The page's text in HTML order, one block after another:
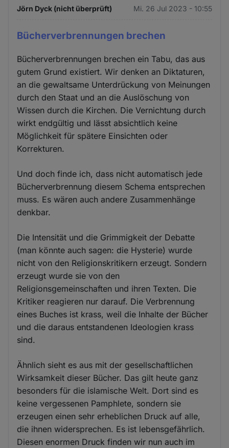
Jörn Dyck (nicht überprüft) Mi. 26 Jul 2023 - 10:55
Bücherverbrennungen brechen
Bücherverbrennungen brechen ein Tabu, das aus
gutem Grund existiert. Wir denken an Diktaturen,
an die gewaltsame Unterdrückung von Meinungen
durch den Staat und an die Auslöschung von
Wissen durch die Kirchen. Die Vernichtung durch
wirkt endgültig und lässt absichtlich keine
Möglichkeit für spätere Einsichten oder
Korrekturen.
Und doch finde ich, dass nicht automatisch jede
Bücherverbrennung diesem Schema entsprechen
muss. Es wären auch andere Zusammenhänge
denkbar.
Die Intensität und die Grimmigkeit der Debatte
(man könnte auch sagen: die Hysterie) wurde
nicht von den Religionskritikern erzeugt. Sondern
erzeugt wurde sie von den
Religionsgemeinschaften und ihren Texten. Die
Kritiker reagieren nur darauf. Die Verbrennung
eines Buches ist krass, weil die Inhalte der Bücher
und die daraus entstandenen Ideologien krass
sind.
Ähnlich sieht es aus mit der gesellschaftlichen
Wirksamkeit dieser Bücher. Das gilt heute ganz
besonders für die islamische Welt. Dort sind es
keine vergessenen Pamphlete, sondern sie
erzeugen einen sehr erheblichen Druck auf alle,
die ihnen widersprechen. Es ist lebensgefährlich.
Diesen enormen Druck finden wir nun auch im